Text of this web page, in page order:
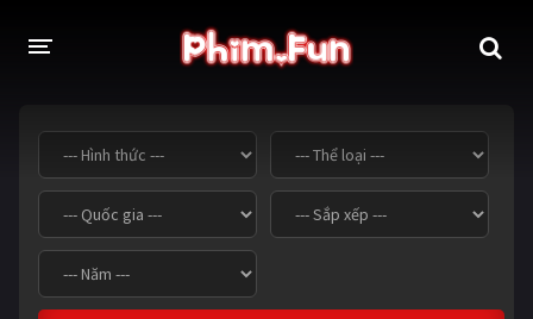
THỂ LOẠI
Thần thoại - Cổ trang Hành động
Tâm lý Chiến tranh
Võ thuật - Kiếm hiệp